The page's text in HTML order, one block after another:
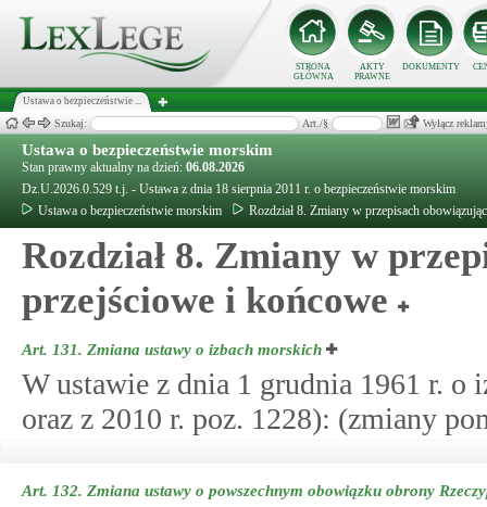
STRONA
GŁÓWNA
AKTY
PRAWNE
DOKUMENTY
Ustawa o bezpieczeństwie ...
Szukaj: Art./§ Wyłącz
Ustawa o bezpieczeństwie morskim
Stan prawny aktualny na dzień: 06.08.2026
Dz.U.2026.0.529 t.j. - Ustawa z dnia 18 sierpnia 2011 r. o bezpieczeństwie morskim
Ustawa o bezpieczeństwie morskim
Rozdział 8. Zmiany w przepisach
Rozdział 8. Zmiany w
przejściowe i końcowe
Art. 131. Zmiana ustawy o izbach morskich
W ustawie z dnia 1 grudnia 1961 r. o
oraz z 2010 r. poz. 1228): (zmiany
Art. 132. Zmiana ustawy o powszechnym obowiązku obrony